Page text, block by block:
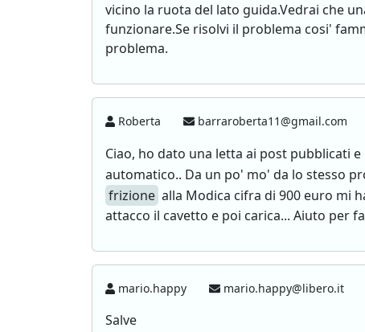
vicino la ruota del lato guida.Vedrai che
funzionare.Se risolvi il problema cosi'
problema.
Roberta barraroberta11@gmail.com
Ciao, ho dato una letta ai post pubblicati
automatico.. Da un po' mo' da lo stesso
frizione alla Modica cifra di 900 euro mi
attacco il cavetto e poi carica... Aiuto per
mario.happy mario.happy@libero.it
Salve